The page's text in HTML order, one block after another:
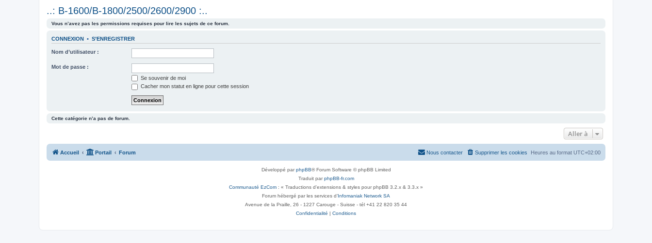
..: B-1600/B-1800/2500/2600/2900 :..
Vous n’avez pas les permissions requises pour lire les sujets de ce forum.
CONNEXION • S’ENREGISTRER
Nom d’utilisateur :
Mot de passe :
Se souvenir de moi
Cacher mon statut en ligne pour cette session
Cette catégorie n’a pas de forum.
Aller à
Accueil Portail Forum Heures au format UTC+02:00
Supprimer les cookies
Nous contacter
Développé parphpBB® Forum Software © phpBB Limited
Traduit parphpBB-fr.com
Communauté EzCom : « Traductions d'extensions & styles pour phpBB 3.2.x & 3.3.x »
Forum hébergé par les services d’Infomaniak Network SA
Avenue de la Praille, 26 - 1227 Carouge - Suisse - tél +41 22 820 35 44
Confidentialité | Conditions